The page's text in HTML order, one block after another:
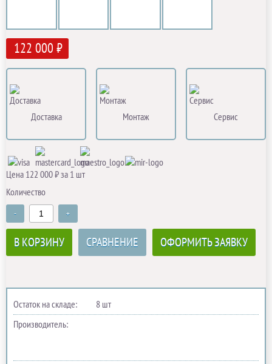
122 000 ₽
Доставка Монтаж Сервис
Цена 122 000 ₽ за 1 шт
Количество
- +
В КОРЗИНУ СРАВНЕНИЕ ОФОРМИТЬ ЗАЯВКУ
Остаток на складе:
8 шт
Производитель: